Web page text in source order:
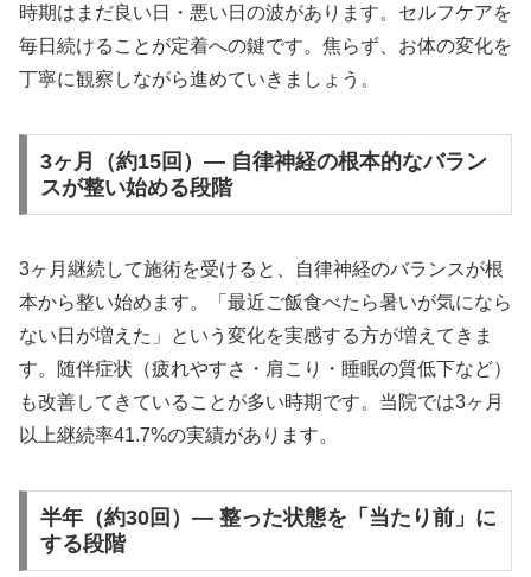
時期はまだ良い日・悪い日の波があります。セルフケアを
毎日続けることが定着への鍵です。焦らず、お体の変化を
丁寧に観察しながら進めていきましょう。
3ヶ月（約15回）— 自律神経の根本的なバラン
スが整い始める段階
3ヶ月継続して施術を受けると、自律神経のバランスが根
本から整い始めます。「最近ご飯食べたら暑いが気になら
ない日が増えた」という変化を実感する方が増えてきま
す。随伴症状（疲れやすさ・肩こり・睡眠の質低下など）
も改善してきていることが多い時期です。当院では3ヶ月
以上継続率41.7%の実績があります。
半年（約30回）— 整った状態を「当たり前」に
する段階